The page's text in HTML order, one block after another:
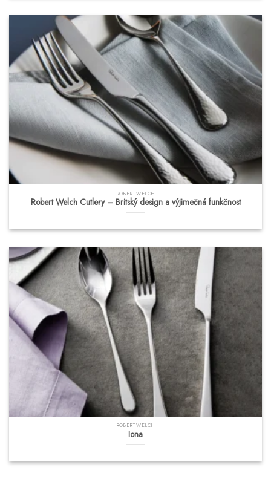
ROBERT WELCH
Robert Welch Cutlery – Britský design a výjimečná funkčnost
ROBERT WELCH
Iona